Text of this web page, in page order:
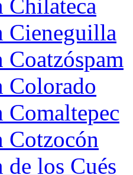
Chilateca
Cieneguilla
Coatzóspam
Colorado
Comaltepec
Cotzocón
de los Cués